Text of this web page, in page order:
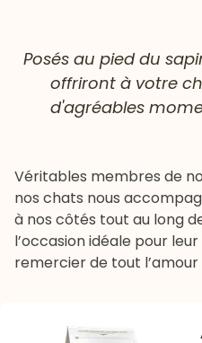
Posés au pied du
offriront à votre
d'agréables
Véritables membres de
nos chats nous
à nos côtés tout au long
l’occasion idéale pour
remercier de tout l’amour